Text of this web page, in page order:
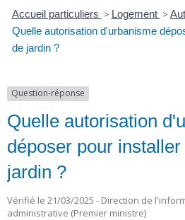
Accueil particuliers > Logement >
Quelle autorisation d'urbanisme
de jardin ?
Question-réponse
Quelle autorisation
déposer pour
jardin ?
Vérifié le 21/03/2025 - Direction de
administrative (Premier ministre)